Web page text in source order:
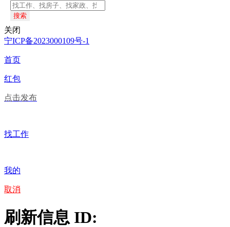
搜索
关闭
宁ICP备2023000109号-1
首页
红包
点击发布
找工作
我的
取消
刷新信息 ID: